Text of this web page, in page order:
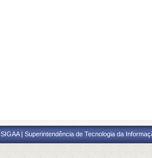
SIGAA | Superintendência de Tecnologia da